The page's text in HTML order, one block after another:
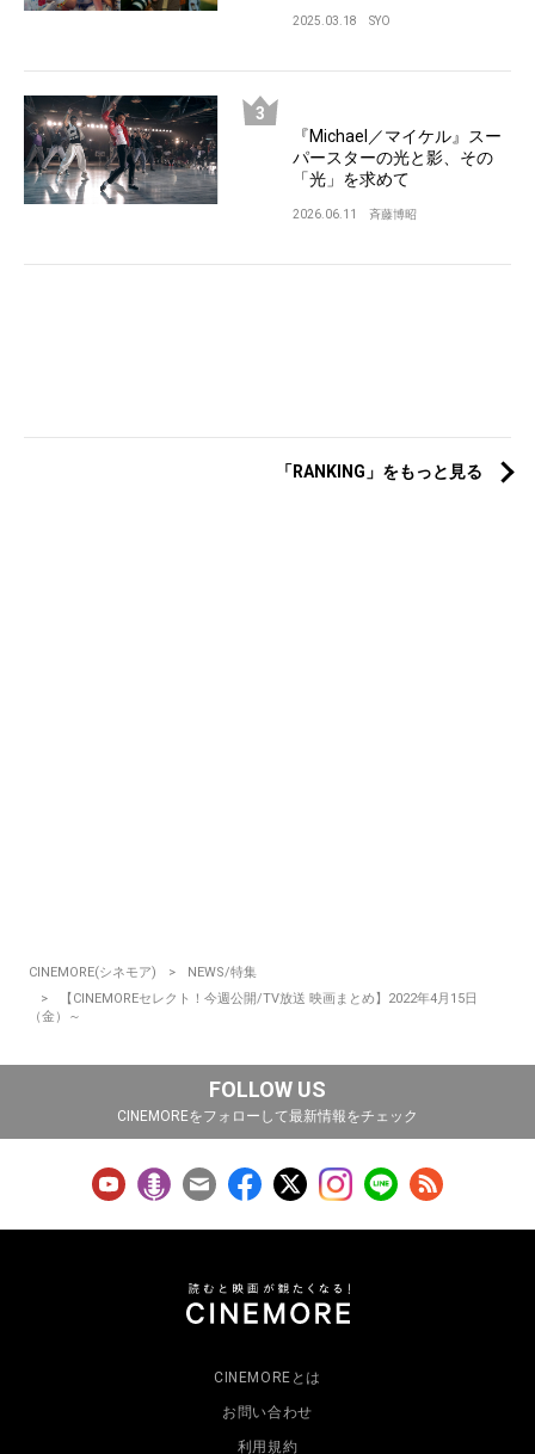
2025.03.18 SYO
『Michael／マイケル』スー
パースターの光と影、その
「光」を求めて
2026.06.11 斉藤博昭
「RANKING」をもっと見る
CINEMORE(シネモア)
NEWS/特集
【CINEMOREセレクト！今週公開/TV放送 映画まとめ】2022年4月15日
（金）～
FOLLOW US
CINEMOREをフォローして最新情報をチェック
CINEMOREとは
お問い合わせ
利用規約